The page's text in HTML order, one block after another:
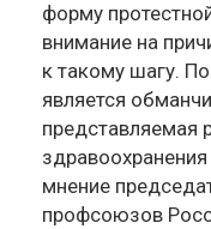
форму
внимание на
к такому шагу.
является
представляемая
мнение
профсоюзов